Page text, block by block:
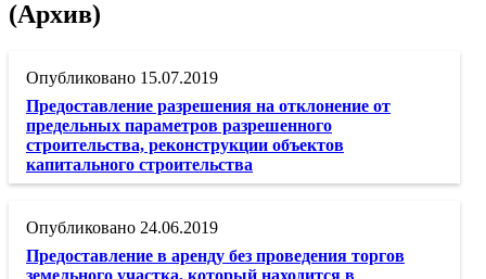
(Архив)
15.07.2019
Предоставление разрешения на отклонение от
предельных параметров разрешенного
строительства, реконструкции объектов
капитального строительства
24.06.2019
Предоставление в аренду без проведения торгов
земельного участка, который находится в